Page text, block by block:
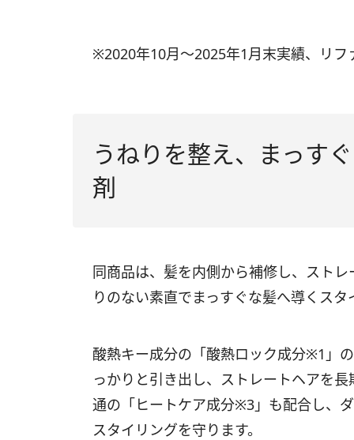
※2020年10月〜2025年1月末実績、リフ
うねりを整え、まっす
剤
同商品は、髪を内側から補修し、スト
りのない素直でまっすぐな髪へ導くスタ
酸熱キー成分の「酸熱ロック成分※1」
っかりと引き出し、ストレートヘアを
通の「ヒートケア成分※3」も配合し、
スタイリングを守ります。